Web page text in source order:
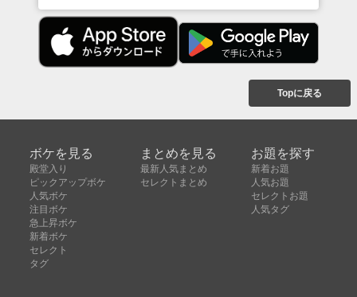
Topに戻る
ボケを見る
殿堂入り
ピックアップボケ
人気ボケ
注目ボケ
急上昇ボケ
新着ボケ
セレクト
タグ
まとめを見る
最新人気まとめ
セレクトまとめ
お題を探す
新着お題
人気お題
セレクトお題
人気タグ